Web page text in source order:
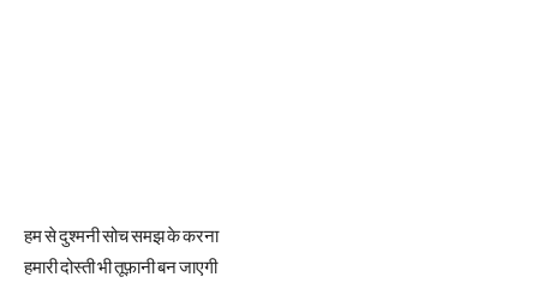
हम से दुश्मनी सोच समझ के करना
हमारी दोस्ती भी तूफ़ानी बन जाएगी